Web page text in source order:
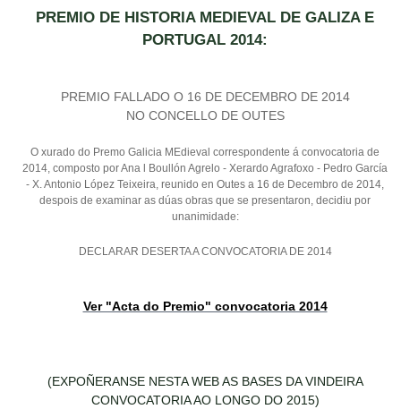
PREMIO DE HISTORIA MEDIEVAL DE GALIZA E
PORTUGAL 2014:
PREMIO FALLADO O 16 DE DECEMBRO DE 2014
NO CONCELLO DE OUTES
O xurado do Premo Galicia MEdieval correspondente á convocatoria de
2014, composto por Ana l Boullón Agrelo - Xerardo Agrafoxo - Pedro García
- X. Antonio López Teixeira, reunido en Outes a 16 de Decembro de 2014,
despois de examinar as dúas obras que se presentaron, decidiu por
unanimidade:
DECLARAR DESERTA A CONVOCATORIA DE 2014
Ver "Acta do Premio" convocatoria 2014
(EXPOÑERANSE NESTA WEB AS BASES DA VINDEIRA
CONVOCATORIA AO LONGO DO 2015)